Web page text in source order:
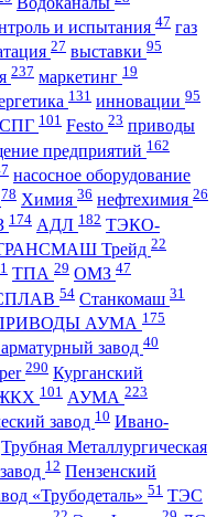
и испытания 47 газ
27 выставки 95
237 маркетинг 19
131 инновации 95
СПГ 101 Festo 23 приводы
предприятий 162
насосное оборудование
78 Химия 36 нефтехимия 26
174 АДЛ 182 ТЭКО-
Трейд 22
ТПА 29 ОМЗ 47
54 Станкомаш 31
АУМА 175
завод 40
290 Курганский
101 АУМА 223
завод 10 Ивано-
Трубная Металлургическая
12 Пензенский
«Трубодеталь» 51 ТЭС